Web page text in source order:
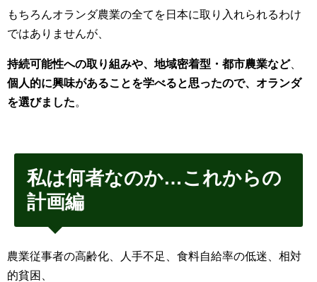
もちろんオランダ農業の全てを日本に取り入れられるわけ
ではありませんが、
持続可能性への取り組みや、地域密着型・都市農業など、
個人的に興味があることを学べると思ったので、オランダ
を選びました。
私は何者なのか…これからの
計画編
農業従事者の高齢化、人手不足、食料自給率の低迷、相対
的貧困、